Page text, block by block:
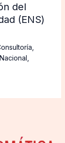
del
(ENS)
Nacional